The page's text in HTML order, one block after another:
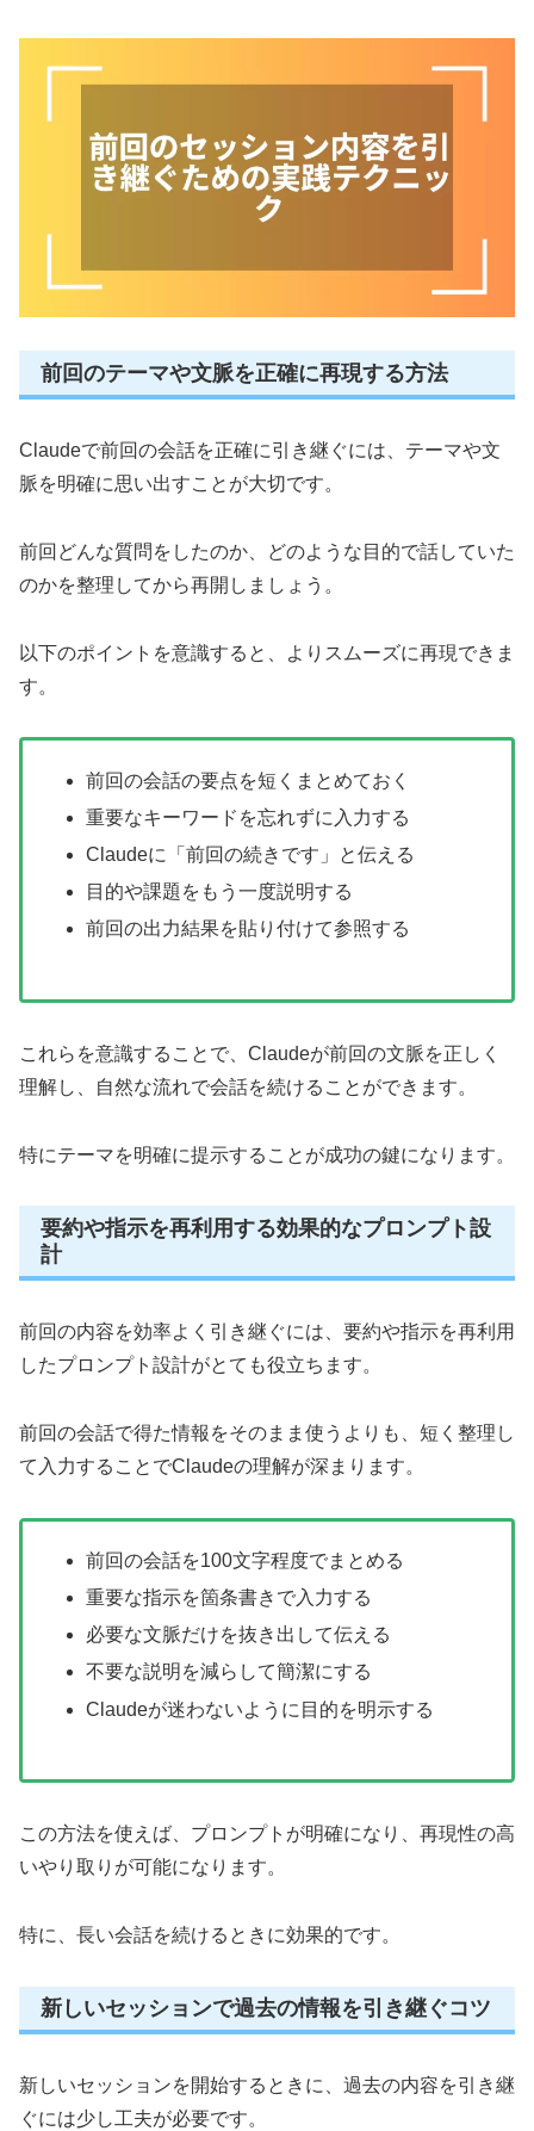
前回のテーマや文脈を正確に再現する方法
Claudeで前回の会話を正確に引き継ぐには、テーマや文
脈を明確に思い出すことが大切です。
前回どんな質問をしたのか、どのような目的で話していた
のかを整理してから再開しましょう。
以下のポイントを意識すると、よりスムーズに再現できま
す。
前回の会話の要点を短くまとめておく
重要なキーワードを忘れずに入力する
Claudeに「前回の続きです」と伝える
目的や課題をもう一度説明する
前回の出力結果を貼り付けて参照する
これらを意識することで、Claudeが前回の文脈を正しく
理解し、自然な流れで会話を続けることができます。
特にテーマを明確に提示することが成功の鍵になります。
要約や指示を再利用する効果的なプロンプト設
計
前回の内容を効率よく引き継ぐには、要約や指示を再利用
したプロンプト設計がとても役立ちます。
前回の会話で得た情報をそのまま使うよりも、短く整理し
て入力することでClaudeの理解が深まります。
前回の会話を100文字程度でまとめる
重要な指示を箇条書きで入力する
必要な文脈だけを抜き出して伝える
不要な説明を減らして簡潔にする
Claudeが迷わないように目的を明示する
この方法を使えば、プロンプトが明確になり、再現性の高
いやり取りが可能になります。
特に、長い会話を続けるときに効果的です。
新しいセッションで過去の情報を引き継ぐコツ
新しいセッションを開始するときに、過去の内容を引き継
ぐには少し工夫が必要です。